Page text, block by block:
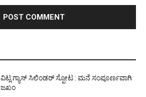
ವಿಟ್ಲ:ಗ್ಯಾಸ್ ಸಿಲಿಂಡರ್ ಸ್ಪೋಟ : ಮನೆ ಸಂಪೂರ್ಣವಾಗಿ
ಜಖಂ